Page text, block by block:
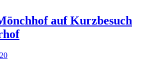
auf Kurzbesuch